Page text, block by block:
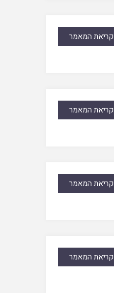
קריאת המאמר
קריאת המאמר
קריאת המאמר
קריאת המאמר